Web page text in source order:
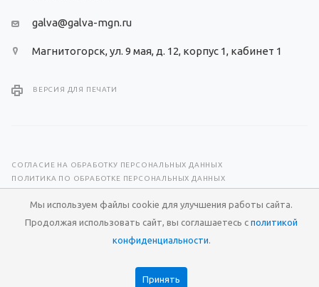
galva@galva-mgn.ru
Магнитогорск, ул. 9 мая, д. 12, корпус 1, кабинет 1
ВЕРСИЯ ДЛЯ ПЕЧАТИ
СОГЛАСИЕ НА ОБРАБОТКУ ПЕРСОНАЛЬНЫХ ДАННЫХ
ПОЛИТИКА ПО ОБРАБОТКЕ ПЕРСОНАЛЬНЫХ ДАННЫХ
RuMaster
Мы используем файлы cookie для улучшения работы сайта.
Продолжая использовать сайт, вы соглашаетесь с политикой
конфиденциальности.
Принять